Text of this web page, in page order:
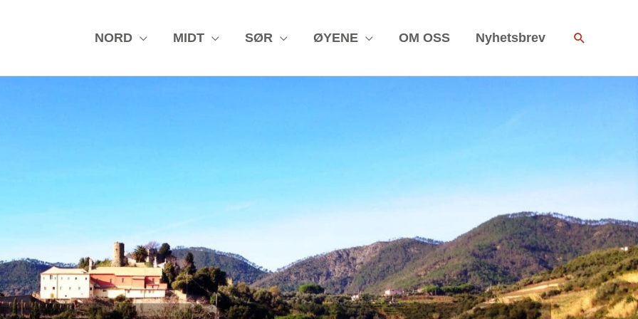
NORD MIDT SØR ØYENE OM OSS Nyhetsbrev Search